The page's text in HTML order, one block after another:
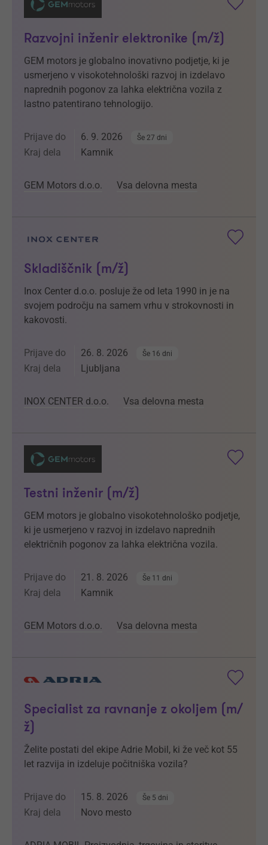
Razvojni inženir elektronike (m/ž)
GEM motors je globalno inovativno podjetje, ki je
usmerjeno v visokotehnološki razvoj in izdelavo
naprednih pogonov za lahka električna vozila z
lastno patentirano tehnologijo.
Prijave do 6. 9. 2026 Še 27 dni
Kraj dela Kamnik
GEM Motors d.o.o. Vsa delovna mesta
Skladiščnik (m/ž)
Inox Center d.o.o. posluje že od leta 1990 in je na
svojem področju na samem vrhu v strokovnosti in
kakovosti.
Prijave do 26. 8. 2026 Še 16 dni
Kraj dela Ljubljana
INOX CENTER d.o.o. Vsa delovna mesta
Testni inženir (m/ž)
GEM motors je globalno visokotehnološko podjetje,
ki je usmerjeno v razvoj in izdelavo naprednih
električnih pogonov za lahka električna vozila.
Prijave do 21. 8. 2026 Še 11 dni
Kraj dela Kamnik
GEM Motors d.o.o. Vsa delovna mesta
Specialist za ravnanje z okoljem (m/
ž)
Želite postati del ekipe Adrie Mobil, ki že več kot 55
let razvija in izdeluje počitniška vozila?
Prijave do 15. 8. 2026 Še 5 dni
Kraj dela Novo mesto